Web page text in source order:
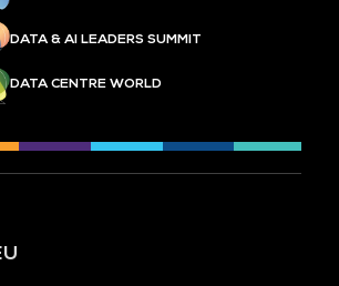
DATA & AI LEADERS SUMMIT
DATA CENTRE WORLD